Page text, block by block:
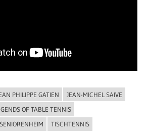
PHILIPPE GATIEN
JEAN-MICHEL SAIVE
OF TABLE TENNIS
SENIORENHEIM TISCHTENNIS